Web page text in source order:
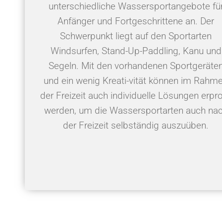
unterschiedliche Wassersportangebote
Anfänger und Fortgeschrittene an. Der
Schwerpunkt liegt auf den Sportarten
Windsurfen, Stand-Up-Paddling, Kanu und
Segeln. Mit den vorhandenen
und ein wenig Kreati-vität können im
der Freizeit auch individuelle Lösungen
werden, um die Wassersportarten auch
der Freizeit selbständig auszuüben.